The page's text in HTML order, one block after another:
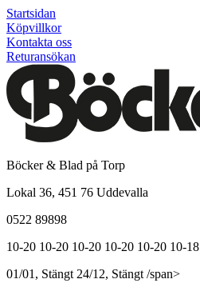
Startsidan
Köpvillkor
Kontakta oss
Returansökan
Böcker & Blad på Torp
Lokal 36, 451 76 Uddevalla
0522 89898
10-20 10-20 10-20 10-20 10-20 10-18
01/01, Stängt 24/12, Stängt /span>